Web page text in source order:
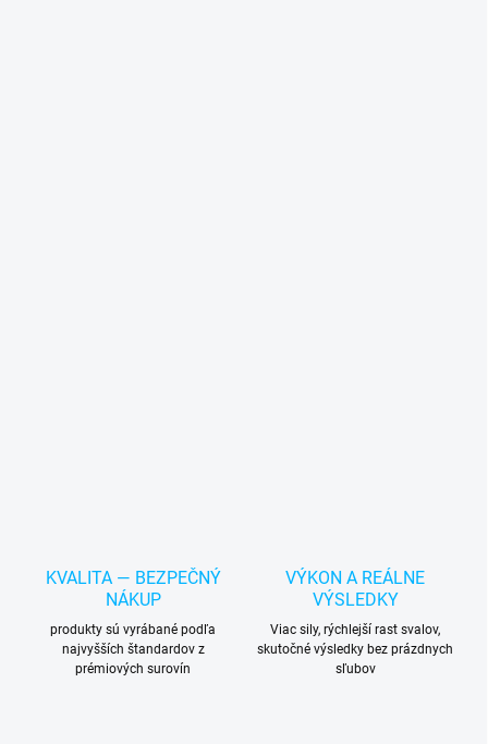
KVALITA — BEZPEČNÝ
NÁKUP
produkty sú vyrábané podľa
najvyšších štandardov z
prémiových surovín
VÝKON A REÁLNE
VÝSLEDKY
Viac sily, rýchlejší rast svalov,
skutočné výsledky bez prázdnych
sľubov